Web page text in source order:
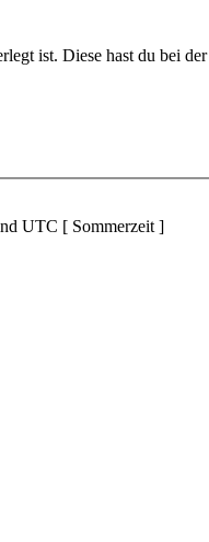
ist. Diese hast du bei
UTC [ Sommerzeit ]